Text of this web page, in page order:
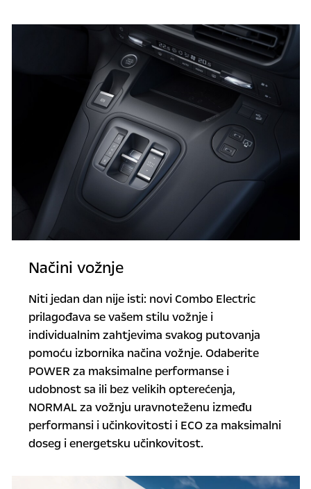
Načini vožnje
Niti jedan dan nije isti: novi Combo Electric
prilagođava se vašem stilu vožnje i
individualnim zahtjevima svakog putovanja
pomoću izbornika načina vožnje. Odaberite
POWER za maksimalne performanse i
udobnost sa ili bez velikih opterećenja,
NORMAL za vožnju uravnoteženu između
performansi i učinkovitosti i ECO za maksimalni
doseg i energetsku učinkovitost.